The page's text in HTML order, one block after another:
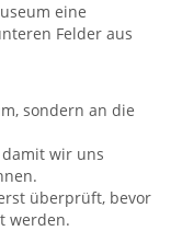
eine
Felder aus
sondern an die
damit wir uns
überprüft, bevor
werden.